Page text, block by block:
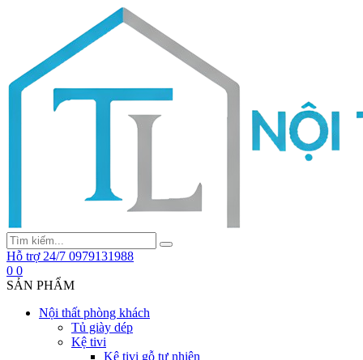
Hỗ trợ 24/7 0979131988
0 0
SẢN PHẨM
Nội thất phòng khách
Tủ giày dép
Kệ tivi
Kệ tivi gỗ tự nhiên